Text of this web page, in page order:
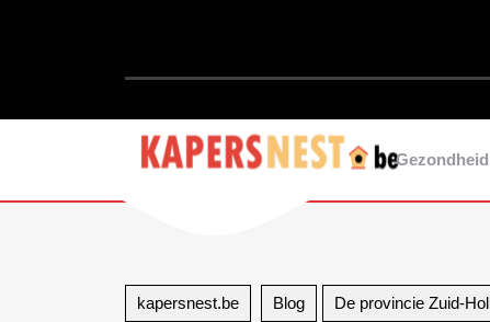
Gezondheid
kapersnest.be Blog De provincie Zuid-